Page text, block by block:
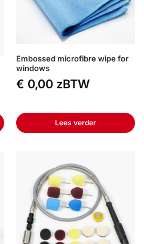
Embossed microfibre wipe for
windows
€ 0,00 zBTW
Lees verder